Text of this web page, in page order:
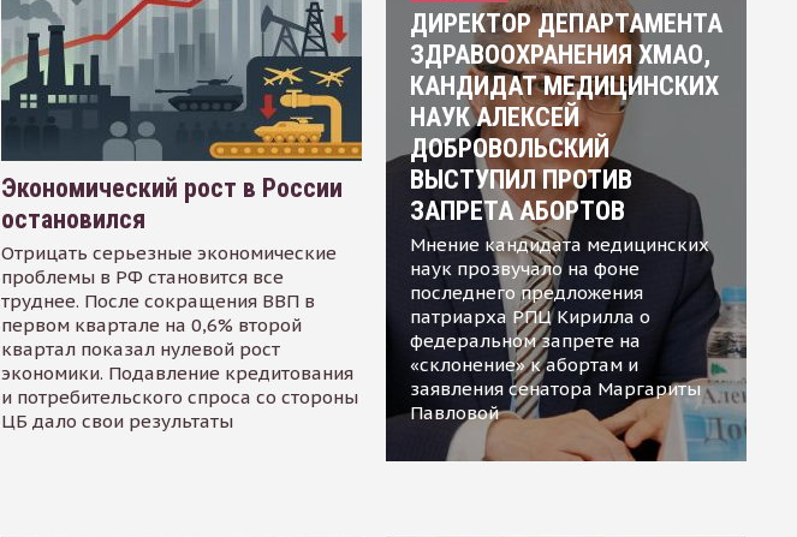
Экономический рост в России
остановился
Отрицать серьезные экономические
проблемы в РФ становится все
труднее. После сокращения ВВП в
первом квартале на 0,6% второй
квартал показал нулевой рост
экономики. Подавление кредитования
и потребительского спроса со стороны
ЦБ дало свои результаты
ДИРЕКТОР ДЕПАРТАМЕНТА
ЗДРАВООХРАНЕНИЯ ХМАО,
КАНДИДАТ МЕДИЦИНСКИХ
НАУК АЛЕКСЕЙ
ДОБРОВОЛЬСКИЙ
ВЫСТУПИЛ ПРОТИВ
ЗАПРЕТА АБОРТОВ
Мнение кандидата медицинских
наук прозвучало на фоне
последнего предложения
патриарха РПЦ Кирилла о
федеральном запрете на
«склонение» к абортам и
заявления сенатора Маргариты
Павловой